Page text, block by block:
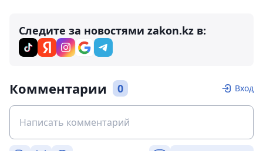
Следите за новостями zakon.kz в:
Комментарии 0 Вход